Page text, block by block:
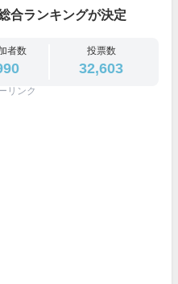
合ランキングが決定
者数 投票数
32,603
リンク